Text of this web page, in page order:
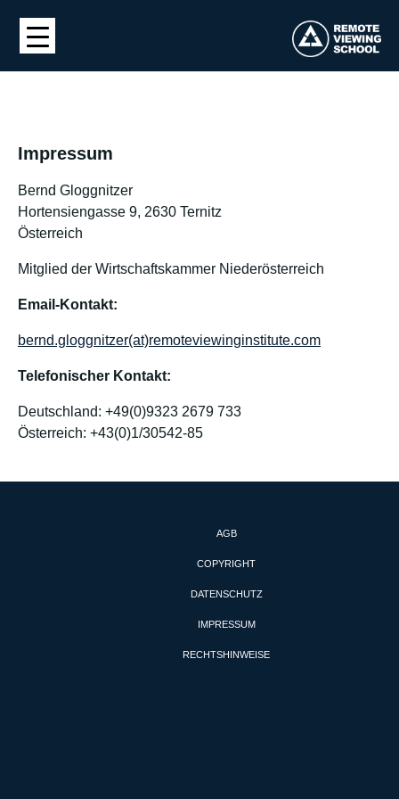
Impressum
Bernd Gloggnitzer
Hortensiengasse 9, 2630 Ternitz
Österreich
Mitglied der Wirtschaftskammer Niederösterreich
Email-Kontakt:
bernd.gloggnitzer(at)remoteviewinginstitute.com
Telefonischer Kontakt:
Deutschland: +49(0)9323 2679 733
Österreich: +43(0)1/30542-85
AGB
COPYRIGHT
DATENSCHUTZ
IMPRESSUM
RECHTSHINWEISE